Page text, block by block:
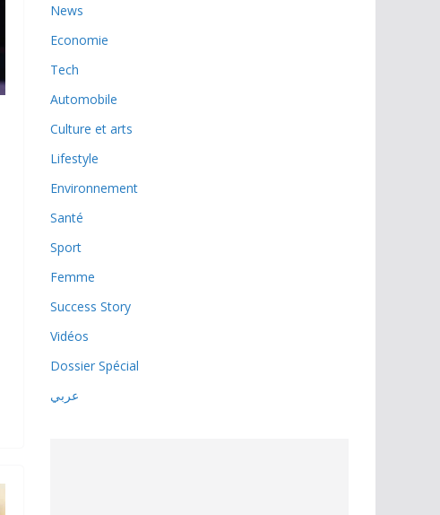
News
Economie
Tech
Automobile
Culture et arts
Lifestyle
Environnement
Santé
Sport
Femme
Success Story
Vidéos
Dossier Spécial
عربي